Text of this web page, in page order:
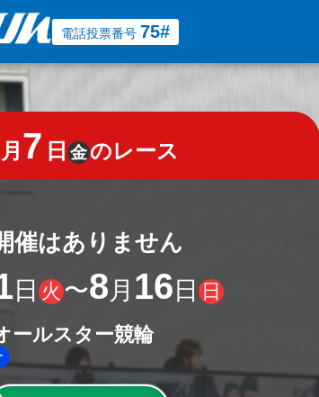
電話投票番号 75#
月 7 日 金のレース
催はありません
日火〜8月 16 日日
ールスター競輪